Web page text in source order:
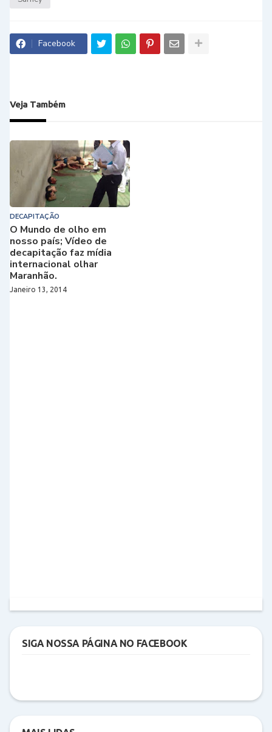
Facebook
Veja Também
DECAPITAÇÃO
O Mundo de olho em
nosso país; Vídeo de
decapitação faz mídia
internacional olhar
Maranhão.
Janeiro 13, 2014
SIGA NOSSA PÁGINA NO FACEBOOK